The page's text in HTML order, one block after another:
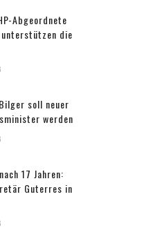
Abgeordnete
die
soll neuer
werden
17 Jahren:
Guterres in